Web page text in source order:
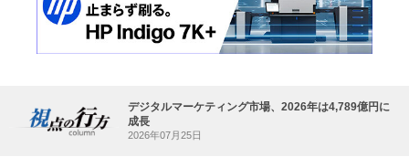
デジタルマーケティング市場、2026年は4,789億円に
成長
2026年07月25日